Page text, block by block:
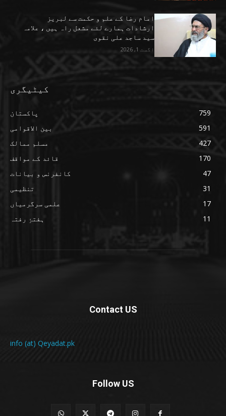
امام رضا کے علم و حکمت سے لبریز
ارشادات ہمارے لئے مشعل راہ ہیں ، علامہ
سید ساجد علی نقوی
اگست 1, 2026
کیٹیگری
پاکستان
759
بین الاقوامی
591
مسلم ممالک
427
قائد کے مواقف
170
کانفرنس و بیانات
47
تنظیمی
31
علمی سرگرمیاں
17
ہفتۂِ رفتہ
11
Contact US
info (at) Qeyadat.pk
Follow US